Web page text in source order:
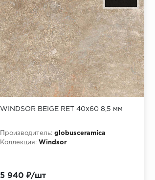
WINDSOR BEIGE RET 40x60 8,5 мм
Производитель: globusceramica
Коллекция: Windsor
5 940 ₽/шт